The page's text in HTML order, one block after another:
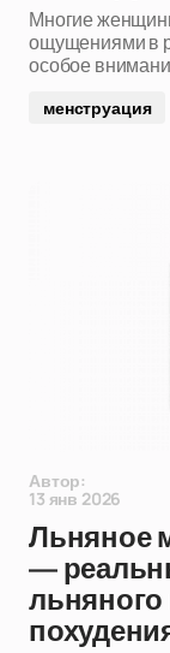
Многие
ощущениями в
особое
менструация
Автор:
13 янв 2026
Льняное
—
льняного